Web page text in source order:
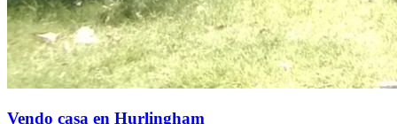
Vendo casa en Hurlingham